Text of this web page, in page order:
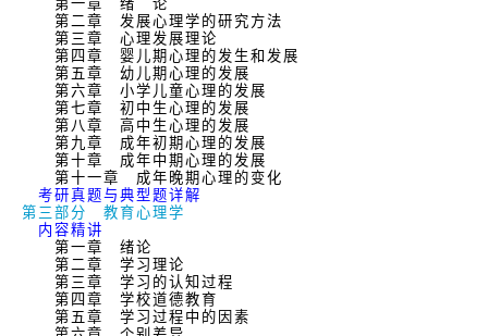
第一章 绪 论
第二章 发展心理学的研究方法
第三章 心理发展理论
第四章 婴儿期心理的发生和发展
第五章 幼儿期心理的发展
第六章 小学儿童心理的发展
第七章 初中生心理的发展
第八章 高中生心理的发展
第九章 成年初期心理的发展
第十章 成年中期心理的发展
第十一章 成年晚期心理的变化
考研真题与典型题详解
第三部分 教育心理学
内容精讲
第一章 绪论
第二章 学习理论
第三章 学习的认知过程
第四章 学校道德教育
第五章 学习过程中的因素